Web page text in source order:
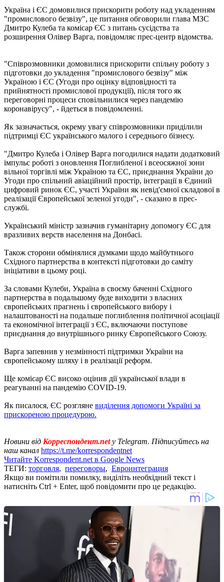
Україна і ЄС домовилися прискорити роботу над укладенням
"промислового безвізу", це питання обговорили глава МЗС
Дмитро Кулеба та комісар ЄС з питань сусідства та
розширення Олівер Варга, повідомляє прес-центр відомства.
"Співрозмовники домовилися прискорити спільну роботу з
підготовки до укладення "промислового безвізу" між
Україною і ЄС (Угоди про оцінку відповідності та
прийнятності промислової продукції), після того як
переговорні процеси сповільнилися через пандемію
коронавірусу", - йдеться в повідомленні.
Як зазначається, окрему увагу співрозмовники приділили
підтримці ЄС українського малого і середнього бізнесу.
"Дмитро Кулеба і Олівер Варга погодилися надати додатковий
імпульс роботі з оновлення Поглибленої і всеосяжної зони
вільної торгівлі між Україною та ЄС, приєднання України до
Угоди про спільний авіаційний простір, інтеграції в Єдиний
цифровий ринок ЄС, участі України як невід'ємної складової в
реалізації Європейської зеленої угоди", - сказано в прес-
службі.
Український міністр зазначив гуманітарну допомогу ЄС для
вразливих верств населення на Донбасі.
Також сторони обмінялися думками щодо майбутнього
Східного партнерства в контексті підготовки до саміту
ініціативи в цьому році.
За словами Кулеби, Україна в своєму баченні Східного
партнерства в подальшому буде виходити з власних
європейських прагнень і європейського вибору і
налаштованості на подальше поглиблення політичної асоціації
та економічної інтеграції з ЄС, включаючи поступове
приєднання до внутрішнього ринку Європейського Союзу.
Варга запевнив у незмінності підтримки України на
європейському шляху і в реалізації реформ.
Ще комісар ЄС високо оцінив дії української влади в
реагуванні на пандемію COVID-19.
Як писалося, ЄС розгляне виділення допомоги Україні за
прискореною процедурою.
Новини від Корреспондент.net у Telegram. Підписуйтесь на
наш канал https://t.me/korrespondentnet
Читайте Korrespondent.net в Google News
ТЕГИ: торговля, переговоры, Евроинтеграция
Якщо ви помітили помилку, виділіть необхідний текст і
натисніть Ctrl + Enter, щоб повідомити про це редакцію.